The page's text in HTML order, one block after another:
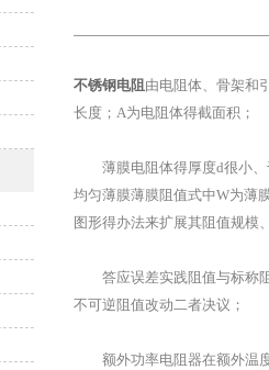
不锈钢电阻由电阻体、骨架和
长度；A为电阻体得截面积；
薄膜电阻体得厚度d很小、
均匀薄膜薄膜阻值式中W为薄
图形得办法来扩展其阻值规模
答应误差实践阻值与标称阻
不可逆阻值改动二者决议；
额外功率电阻器在额外温度